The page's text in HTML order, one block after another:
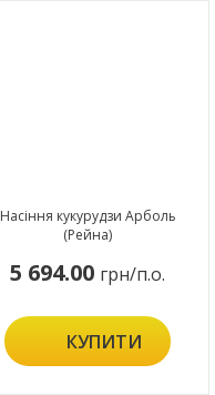
Насіння кукурудзи Арболь
(Рейна)
5 694.00 грн/п.о.
КУПИТИ